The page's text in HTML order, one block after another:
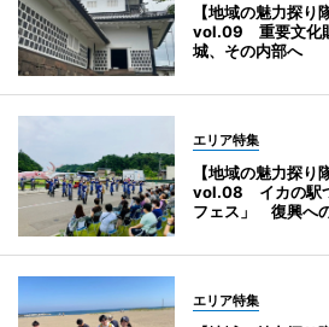
【地域の魅力探り
vol.09 重要文化
城、その内部へ
エリア特集
【地域の魅力探り
vol.08 イカの駅
フェス」 復興へ
エリア特集